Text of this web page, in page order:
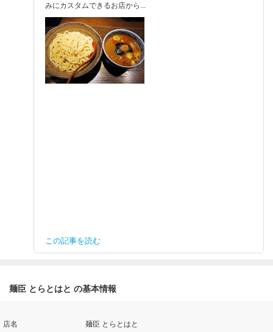
みにカスタムできるお店から...
この記事を読む
麺臣 とらとはと の基本情報
店名 麺臣 とらとはと